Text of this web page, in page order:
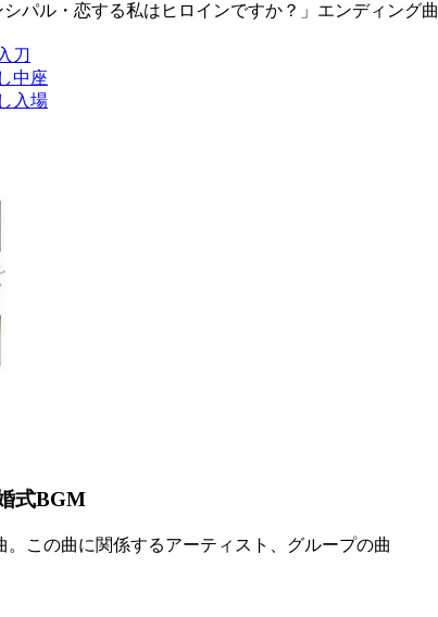
パル・恋する私はヒロインですか？」エンディング曲​
刀
中座
入場
式BGM
。この曲に関係するアーティスト、グループの曲